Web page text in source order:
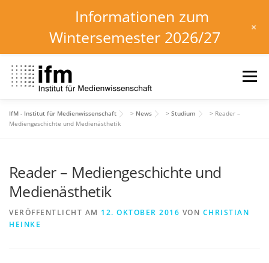
Inhalt
springen
Menü
HOME NEWS KALENDER
INSTITUT FORSCHUNG DOWNLOADS
IfM - Institut für Medienwissenschaft > News > Studium > Reader –
Mediengeschichte und Medienästhetik
Reader – Mediengeschichte und
Medienästhetik
VERÖFFENTLICHT AM 12. OKTOBER 2016 VON CHRISTIAN
HEINKE
Informationen zum
Wintersemester 2026/27
+